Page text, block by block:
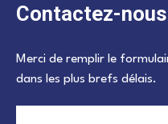
Contactez-nous
Merci de remplir le
dans les plus brefs délais.